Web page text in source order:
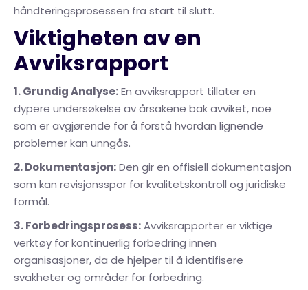
håndteringsprosessen fra start til slutt.
Viktigheten av en
Avviksrapport
1. Grundig Analyse:En avviksrapport tillater en
dypere undersøkelse av årsakene bak avviket, noe
som er avgjørende for å forstå hvordan lignende
problemer kan unngås.
2. Dokumentasjon:Den gir en offisiell dokumentasjon
som kan revisjonsspor for kvalitetskontroll og juridiske
formål.
3. Forbedringsprosess:Avviksrapporter er viktige
verktøy for kontinuerlig forbedring innen
organisasjoner, da de hjelper til å identifisere
svakheter og områder for forbedring.